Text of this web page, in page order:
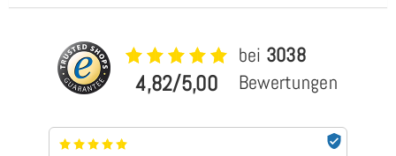
4,82/5,00
bei 3038
Bewertungen